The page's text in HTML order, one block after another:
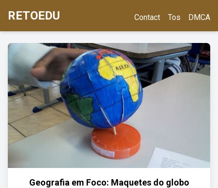
RETOEDU Contact Tos DMCA
Geografia em Foco: Maquetes do globo